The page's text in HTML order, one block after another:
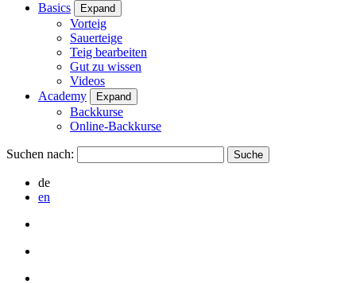
Basics
Expand
Vorteig
Sauerteige
Teig bearbeiten
Gut zu wissen
Videos
Academy
Expand
Backkurse
Online-Backkurse
Suchen nach:
de
en